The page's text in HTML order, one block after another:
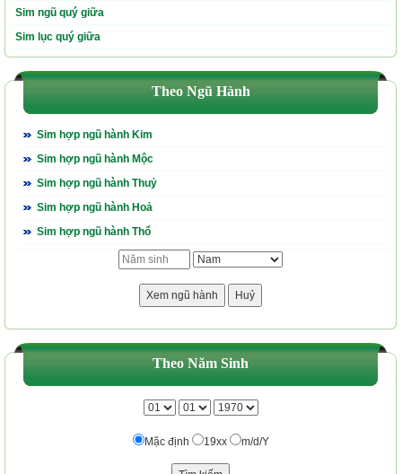
Sim ngũ quý giữa
Sim lục quý giữa
Theo Ngũ Hành
Sim hợp ngũ hành Kim
Sim hợp ngũ hành Mộc
Sim hợp ngũ hành Thuỷ
Sim hợp ngũ hành Hoả
Sim hợp ngũ hành Thổ
Theo Năm Sinh
Mặc định 19xx m/d/Y